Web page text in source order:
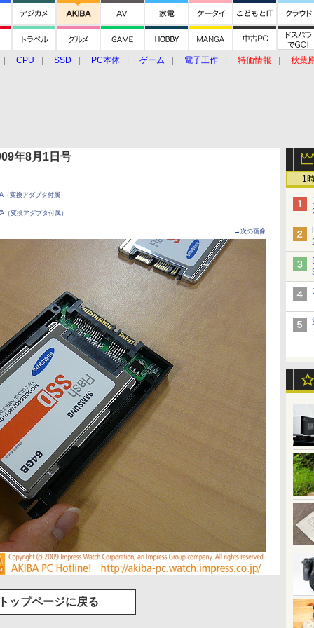
CPU SSD PC本体 ゲーム 電子工作 特価情報
秋葉
1
年8月1日号
変換アダプタ付属）
変換アダプタ付属）
→次の画像
ップページに戻る